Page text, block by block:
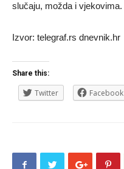
slučaju, možda i vjekovima.
Izvor: telegraf.rs dnevnik.hr
Share this:
Twitter Facebook